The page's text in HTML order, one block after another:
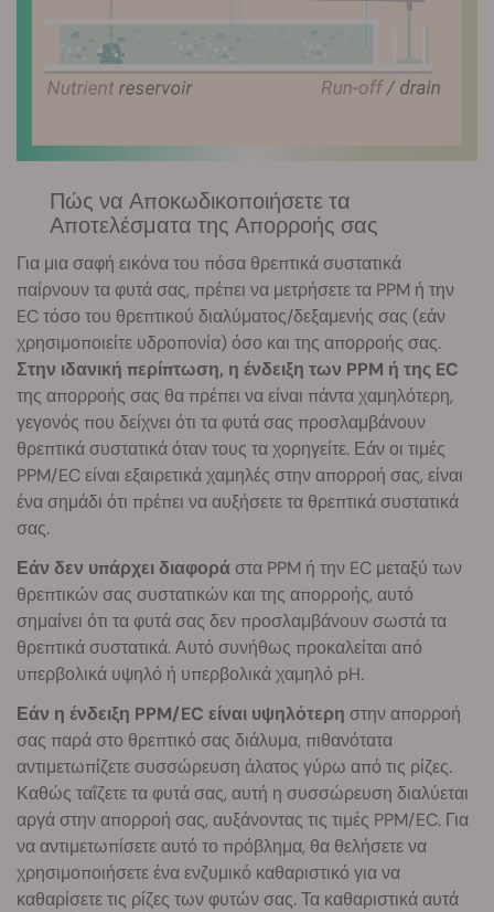
Πώς να Αποκωδικοποιήσετε τα
Αποτελέσματα της Απορροής σας
Για μια σαφή εικόνα του πόσα θρεπτικά συστατικά
παίρνουν τα φυτά σας, πρέπει να μετρήσετε τα PPM ή την
EC τόσο του θρεπτικού διαλύματος/δεξαμενής σας (εάν
χρησιμοποιείτε υδροπονία) όσο και της απορροής σας.
Στην ιδανική περίπτωση, η ένδειξη των PPM ή της EC
της απορροής σας θα πρέπει να είναι πάντα χαμηλότερη,
γεγονός που δείχνει ότι τα φυτά σας προσλαμβάνουν
θρεπτικά συστατικά όταν τους τα χορηγείτε. Εάν οι τιμές
PPM/EC είναι εξαιρετικά χαμηλές στην απορροή σας, είναι
ένα σημάδι ότι πρέπει να αυξήσετε τα θρεπτικά συστατικά
σας.
Εάν δεν υπάρχει διαφοράστα PPM ή την EC μεταξύ των
θρεπτικών σας συστατικών και της απορροής, αυτό
σημαίνει ότι τα φυτά σας δεν προσλαμβάνουν σωστά τα
θρεπτικά συστατικά. Αυτό συνήθως προκαλείται από
υπερβολικά υψηλό ή υπερβολικά χαμηλό pH.
Εάν η ένδειξη PPM/EC είναι υψηλότερη στην απορροή
σας παρά στο θρεπτικό σας διάλυμα, πιθανότατα
αντιμετωπίζετε συσσώρευση άλατος γύρω από τις ρίζες.
Καθώς ταΐζετε τα φυτά σας, αυτή η συσσώρευση διαλύεται
αργά στην απορροή σας, αυξάνοντας τις τιμές PPM/EC. Για
να αντιμετωπίσετε αυτό το πρόβλημα, θα θελήσετε να
χρησιμοποιήσετε ένα ενζυμικό καθαριστικό για να
καθαρίσετε τις ρίζες των φυτών σας. Τα καθαριστικά αυτά